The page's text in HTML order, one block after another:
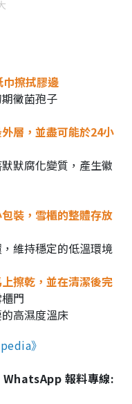
擦拭膠邊
黴菌孢子
層，並盡可能於24小
默腐化變質，產生徽
裝，雪櫃的整體存放
維持穩定的低溫環境
擦乾，並在清潔後完
門
高濕度溫床
》
報料專線: